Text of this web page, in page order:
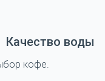
Качество воды
кофе.